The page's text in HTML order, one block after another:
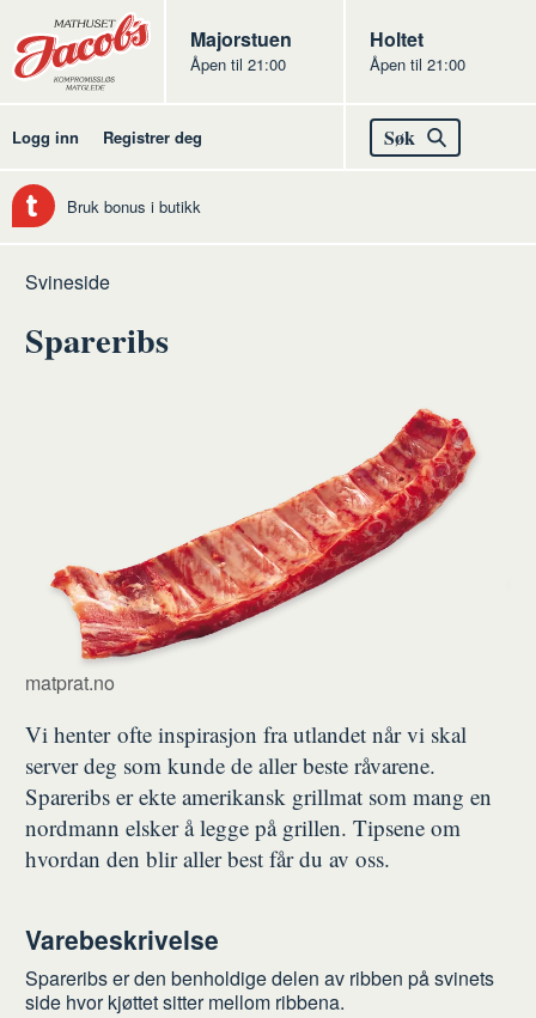
Butikker
Jacobs
Majorstuen
Åpen til 21:00
Jacobs
Holtet
Åpen til 21:00
Logg inn Registrer deg Søk
Bruk bonus i butikk
Hjem
Kjøtt
Råvarer
kjøtt
Svin
Svineside
Spareribs
matprat.no
Vi henter ofte inspirasjon fra utlandet når vi skal
server deg som kunde de aller beste råvarene.
Spareribs er ekte amerikansk grillmat som mang en
nordmann elsker å legge på grillen. Tipsene om
hvordan den blir aller best får du av oss.
Varebeskrivelse
Spareribs er den benholdige delen av ribben på svinets
side hvor kjøttet sitter mellom ribbena.